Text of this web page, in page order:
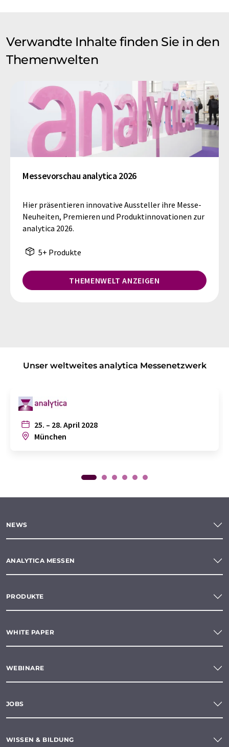
Verwandte Inhalte finden Sie in den
Themenwelten
Messevorschau analytica 2026
Hier präsentieren innovative Aussteller ihre Messe-
Neuheiten, Premieren und Produktinnovationen zur
analytica 2026.
5+ Produkte
THEMENWELT ANZEIGEN
Unser weltweites analytica Messenetzwerk
25. – 28. April 2028
München
NEWS
ANALYTICA MESSEN
PRODUKTE
WHITE PAPER
WEBINARE
JOBS
WISSEN & BILDUNG